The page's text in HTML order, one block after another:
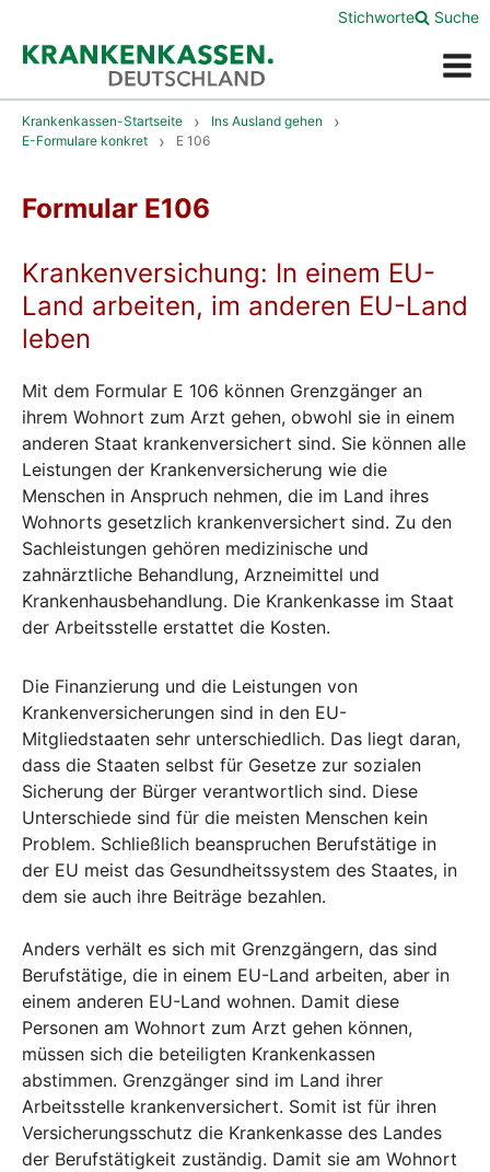
Menü
Stichworte Suche
Krankenkassen-Startseite
Ins Ausland gehen
E-Formulare konkret
E 106
Formular E106
Krankenversichung: In einem EU-
Land arbeiten, im anderen EU-Land
leben
Mit dem Formular E 106 können Grenzgänger an
ihrem Wohnort zum Arzt gehen, obwohl sie in einem
anderen Staat krankenversichert sind. Sie können alle
Leistungen der Krankenversicherung wie die
Menschen in Anspruch nehmen, die im Land ihres
Wohnorts gesetzlich krankenversichert sind. Zu den
Sachleistungen gehören medizinische und
zahnärztliche Behandlung, Arzneimittel und
Krankenhausbehandlung. Die Krankenkasse im Staat
der Arbeitsstelle erstattet die Kosten.
Die Finanzierung und die Leistungen von
Krankenversicherungen sind in den EU-
Mitgliedstaaten sehr unterschiedlich. Das liegt daran,
dass die Staaten selbst für Gesetze zur sozialen
Sicherung der Bürger verantwortlich sind. Diese
Unterschiede sind für die meisten Menschen kein
Problem. Schließlich beanspruchen Berufstätige in
der EU meist das Gesundheitssystem des Staates, in
dem sie auch ihre Beiträge bezahlen.
Anders verhält es sich mit Grenzgängern, das sind
Berufstätige, die in einem EU-Land arbeiten, aber in
einem anderen EU-Land wohnen. Damit diese
Personen am Wohnort zum Arzt gehen können,
müssen sich die beteiligten Krankenkassen
abstimmen. Grenzgänger sind im Land ihrer
Arbeitsstelle krankenversichert. Somit ist für ihren
Versicherungsschutz die Krankenkasse des Landes
der Berufstätigkeit zuständig. Damit sie am Wohnort